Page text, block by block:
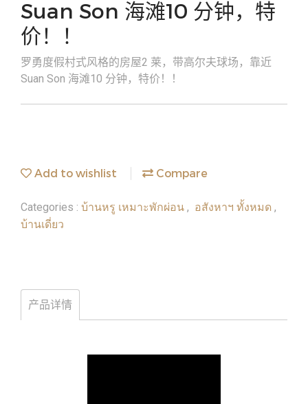
Suan Son 海滩10 分钟，特
价！！
罗勇度假村式风格的房屋2 莱，带高尔夫球场，靠近
Suan Son 海滩10 分钟，特价！！
Add to wishlist Compare
Categories : บ้านหรู เหมาะพักผ่อน , อสังหาฯ ทั้งหมด ,
บ้านเดี่ยว
产品详情